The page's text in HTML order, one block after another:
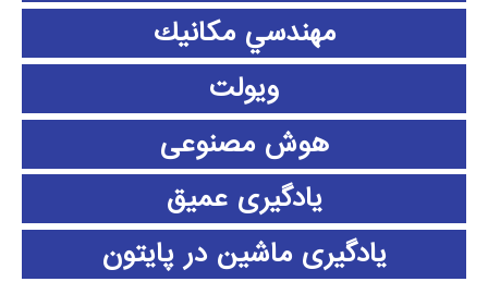
مهندسي مكانيك
ویولت
هوش مصنوعی
یادگیری عمیق
یادگیری ماشین در پایتون